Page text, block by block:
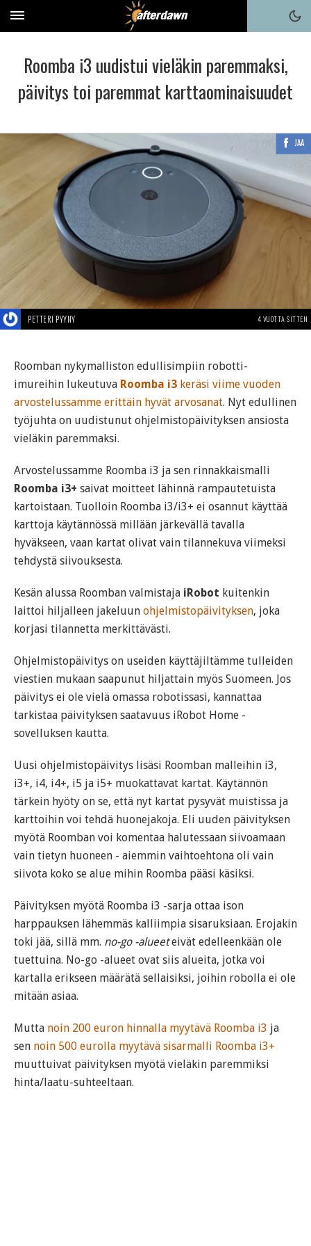
Roomba i3 uudistui vieläkin paremmaksi,
päivitys toi paremmat karttaominaisuudet
JAA
PETTERI PYYNY 4 VUOTTA SITTEN
Roomban nykymalliston edullisimpiin robotti-
imureihin lukeutuva Roomba i3 keräsi viime vuoden
arvostelussamme erittäin hyvät arvosanat. Nyt edullinen
työjuhta on uudistunut ohjelmistopäivityksen ansiosta
vieläkin paremmaksi.
Arvostelussamme Roomba i3 ja sen rinnakkaismalli
Roomba i3+ saivat moitteet lähinnä rampautetuista
kartoistaan. Tuolloin Roomba i3/i3+ ei osannut käyttää
karttoja käytännössä millään järkevällä tavalla
hyväkseen, vaan kartat olivat vain tilannekuva viimeksi
tehdystä siivouksesta.
Kesän alussa Roomban valmistaja iRobot kuitenkin
laittoi hiljalleen jakeluun ohjelmistopäivityksen, joka
korjasi tilannetta merkittävästi.
Ohjelmistopäivitys on useiden käyttäjiltämme tulleiden
viestien mukaan saapunut hiljattain myös Suomeen. Jos
päivitys ei ole vielä omassa robotissasi, kannattaa
tarkistaa päivityksen saatavuus iRobot Home -
sovelluksen kautta.
Uusi ohjelmistopäivitys lisäsi Roomban malleihin i3,
i3+, i4, i4+, i5 ja i5+ muokattavat kartat. Käytännön
tärkein hyöty on se, että nyt kartat pysyvät muistissa ja
karttoihin voi tehdä huonejakoja. Eli uuden päivityksen
myötä Roomban voi komentaa halutessaan siivoamaan
vain tietyn huoneen - aiemmin vaihtoehtona oli vain
siivota koko se alue mihin Roomba pääsi käsiksi.
Päivityksen myötä Roomba i3 -sarja ottaa ison
harppauksen lähemmäs kalliimpia sisaruksiaan. Erojakin
toki jää, sillä mm. no-go -alueeteivät edelleenkään ole
tuettuina. No-go -alueet ovat siis alueita, jotka voi
kartalla erikseen määrätä sellaisiksi, joihin robolla ei ole
mitään asiaa.
Mutta noin 200 euron hinnalla myytävä Roomba i3 ja
sen noin 500 eurolla myytävä sisarmalli Roomba i3+
muuttuivat päivityksen myötä vieläkin paremmiksi
hinta/laatu-suhteeltaan.